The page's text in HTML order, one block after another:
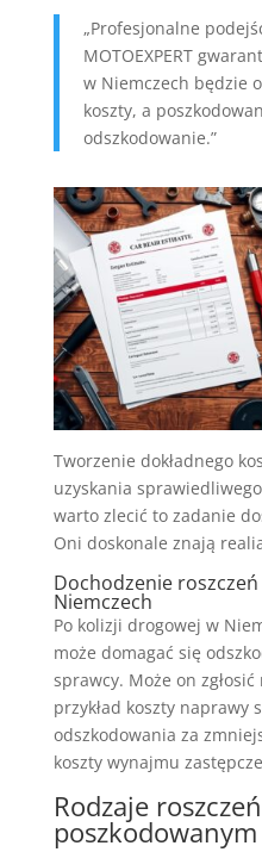
„Profesjonalne
MOTOEXPERT
w Niemczech będzie
koszty, a
odszkodowanie.”
Tworzenie dokładnego
uzyskania
warto zlecić to zadanie
Oni doskonale znają
Dochodzenie
Niemczech
Po kolizji drogowej w
może domagać się
sprawcy. Może on
przykład koszty naprawy
odszkodowania za
koszty wynajmu
Rodzaje
poszkodowanym